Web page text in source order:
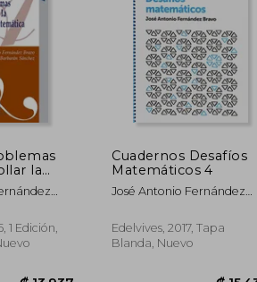
la
1 Edición,
Cuadernos Desafíos
Matemáticos 4
José Antonio Fernández
Edelvives, 2017, Tapa
Blanda, Nuevo